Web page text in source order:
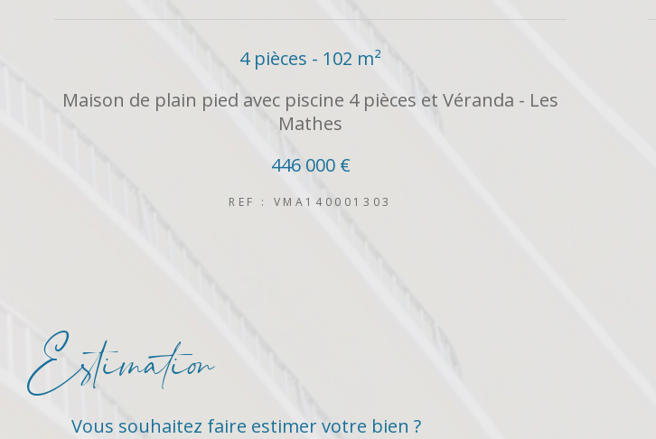
4 pièces - 102 m²
Maison de plain pied avec piscine 4 pièces et Véranda - Les
Mathes
446 000 €
REF : VMA140001303
Estimation
Vous souhaitez faire estimer votre bien ?